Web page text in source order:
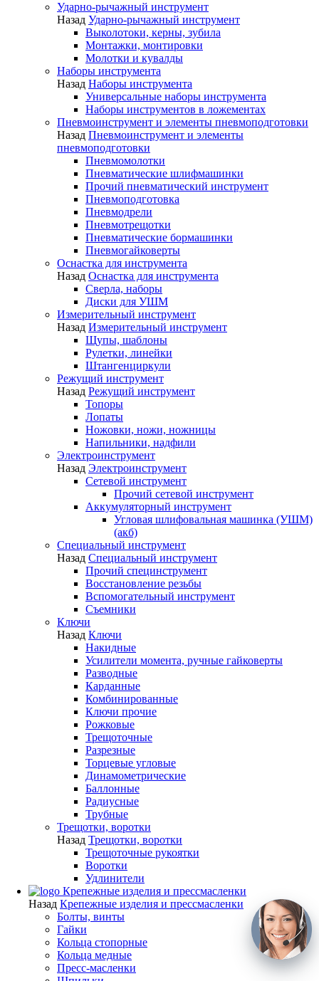
Ударно-рычажный инструмент
Назад Ударно-рычажный инструмент
Выколотоки, керны, зубила
Монтажки, монтировки
Молотки и кувалды
Наборы инструмента
Назад Наборы инструмента
Универсальные наборы инструмента
Наборы инструментов в ложементах
Пневмоинструмент и элементы пневмоподготовки
Назад Пневмоинструмент и элементы
пневмоподготовки
Пневмомолотки
Пневматические шлифмашинки
Прочий пневматический инструмент
Пневмоподготовка
Пневмодрели
Пневмотрещотки
Пневматические бормашинки
Пневмогайковерты
Оснастка для инструмента
Назад Оснастка для инструмента
Сверла, наборы
Диски для УШМ
Измерительный инструмент
Назад Измерительный инструмент
Щупы, шаблоны
Рулетки, линейки
Штангенциркули
Режущий инструмент
Назад Режущий инструмент
Топоры
Лопаты
Ножовки, ножи, ножницы
Напильники, надфили
Электроинструмент
Назад Электроинструмент
Сетевой инструмент
Прочий сетевой инструмент
Аккумуляторный инструмент
Угловая шлифовальная машинка (УШМ)
(акб)
Специальный инструмент
Назад Специальный инструмент
Прочий специнструмент
Восстановление резьбы
Вспомогательный инструмент
Съемники
Ключи
Назад Ключи
Накидные
Усилители момента, ручные гайковерты
Разводные
Карданные
Комбинированные
Ключи прочие
Рожковые
Трещоточные
Разрезные
Торцевые угловые
Динамометрические
Баллонные
Радиусные
Трубные
Трещотки, воротки
Назад Трещотки, воротки
Трещоточные рукоятки
Воротки
Удлинители
Крепежные изделия и прессмасленки
Назад Крепежные изделия и прессмасленки
Болты, винты
Гайки
Кольца стопорные
Кольца медные
Пресс-масленки